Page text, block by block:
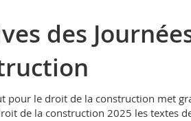
des
pour le droit de la construction met
de la construction 2025 les textes